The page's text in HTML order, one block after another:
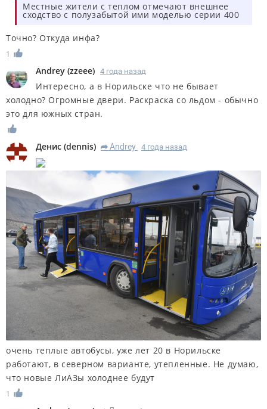
Местные жители с теплом отмечают внешнее
сходство с полузабытой ими моделью серии 400
Точно? Откуда инфа?
1
Andrey (zzeee) 4 года назад
Интересно, а в Норильске что не бывает
холодно? Огромные двери. Раскраска со льдом - обычно
это для южных стран.
Денис (dennis) R Andrey 4 года назад
очень теплые автобусы, уже лет 20 в Норильске
работают, в северном варианте, утепленные. Не думаю,
что новые ЛиАЗы холоднее будут
1